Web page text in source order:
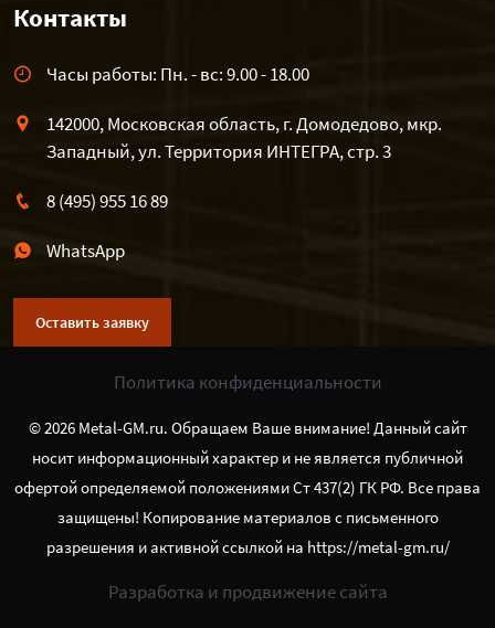
Контакты
Часы работы: Пн. - вс: 9.00 - 18.00
142000, Московская область, г. Домодедово, мкр.
Западный, ул. Территория ИНТЕГРА, стр. 3
8 (495) 955 16 89
WhatsApp
Оставить заявку
Политика конфиденциальности
© 2026 Metal-GM.ru. Обращаем Ваше внимание! Данный сайт
носит информационный характер и не является публичной
офертой определяемой положениями Ст 437(2) ГК РФ. Все права
защищены! Копирование материалов с письменного
разрешения и активной ссылкой на https://metal-gm.ru/
Разработка и продвижение сайта